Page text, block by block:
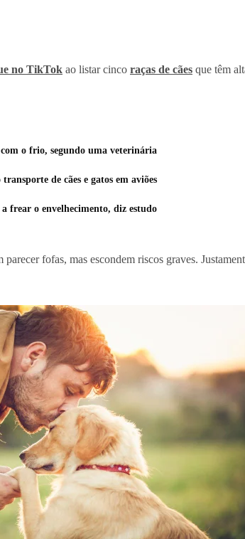
no TikTok ao listar cinco raças de cães que têm
com o frio, segundo uma veterinária
de cães e gatos em aviões
frear o envelhecimento, diz estudo
parecer fofas, mas escondem riscos graves.